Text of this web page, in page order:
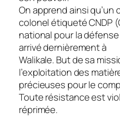
On apprend ainsi qu’un
colonel étiqueté CNDP
national pour la
arrivé dernièrement à
Walikale. But de sa
l’exploitation des
précieuses pour le
Toute résistance est
réprimée.